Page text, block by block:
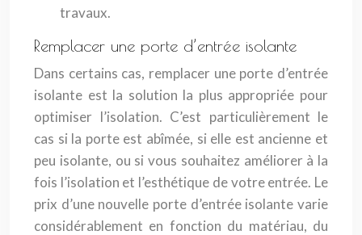
travaux.
Remplacer une porte d’entrée isolante
Dans certains cas, remplacer une porte d’entrée
isolante est la solution la plus appropriée pour
optimiser l’isolation. C’est particulièrement le
cas si la porte est abîmée, si elle est ancienne et
peu isolante, ou si vous souhaitez améliorer à la
fois l’isolation et l’esthétique de votre entrée. Le
prix d’une nouvelle porte d’entrée isolante varie
considérablement en fonction du matériau, du